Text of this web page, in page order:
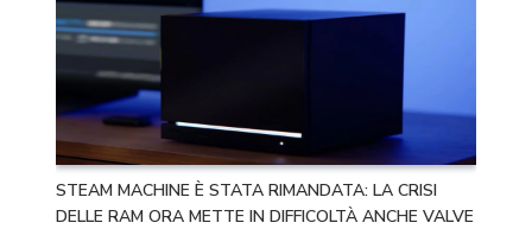
STEAM MACHINE È STATA RIMANDATA: LA CRISI
DELLE RAM ORA METTE IN DIFFICOLTÀ ANCHE VALVE